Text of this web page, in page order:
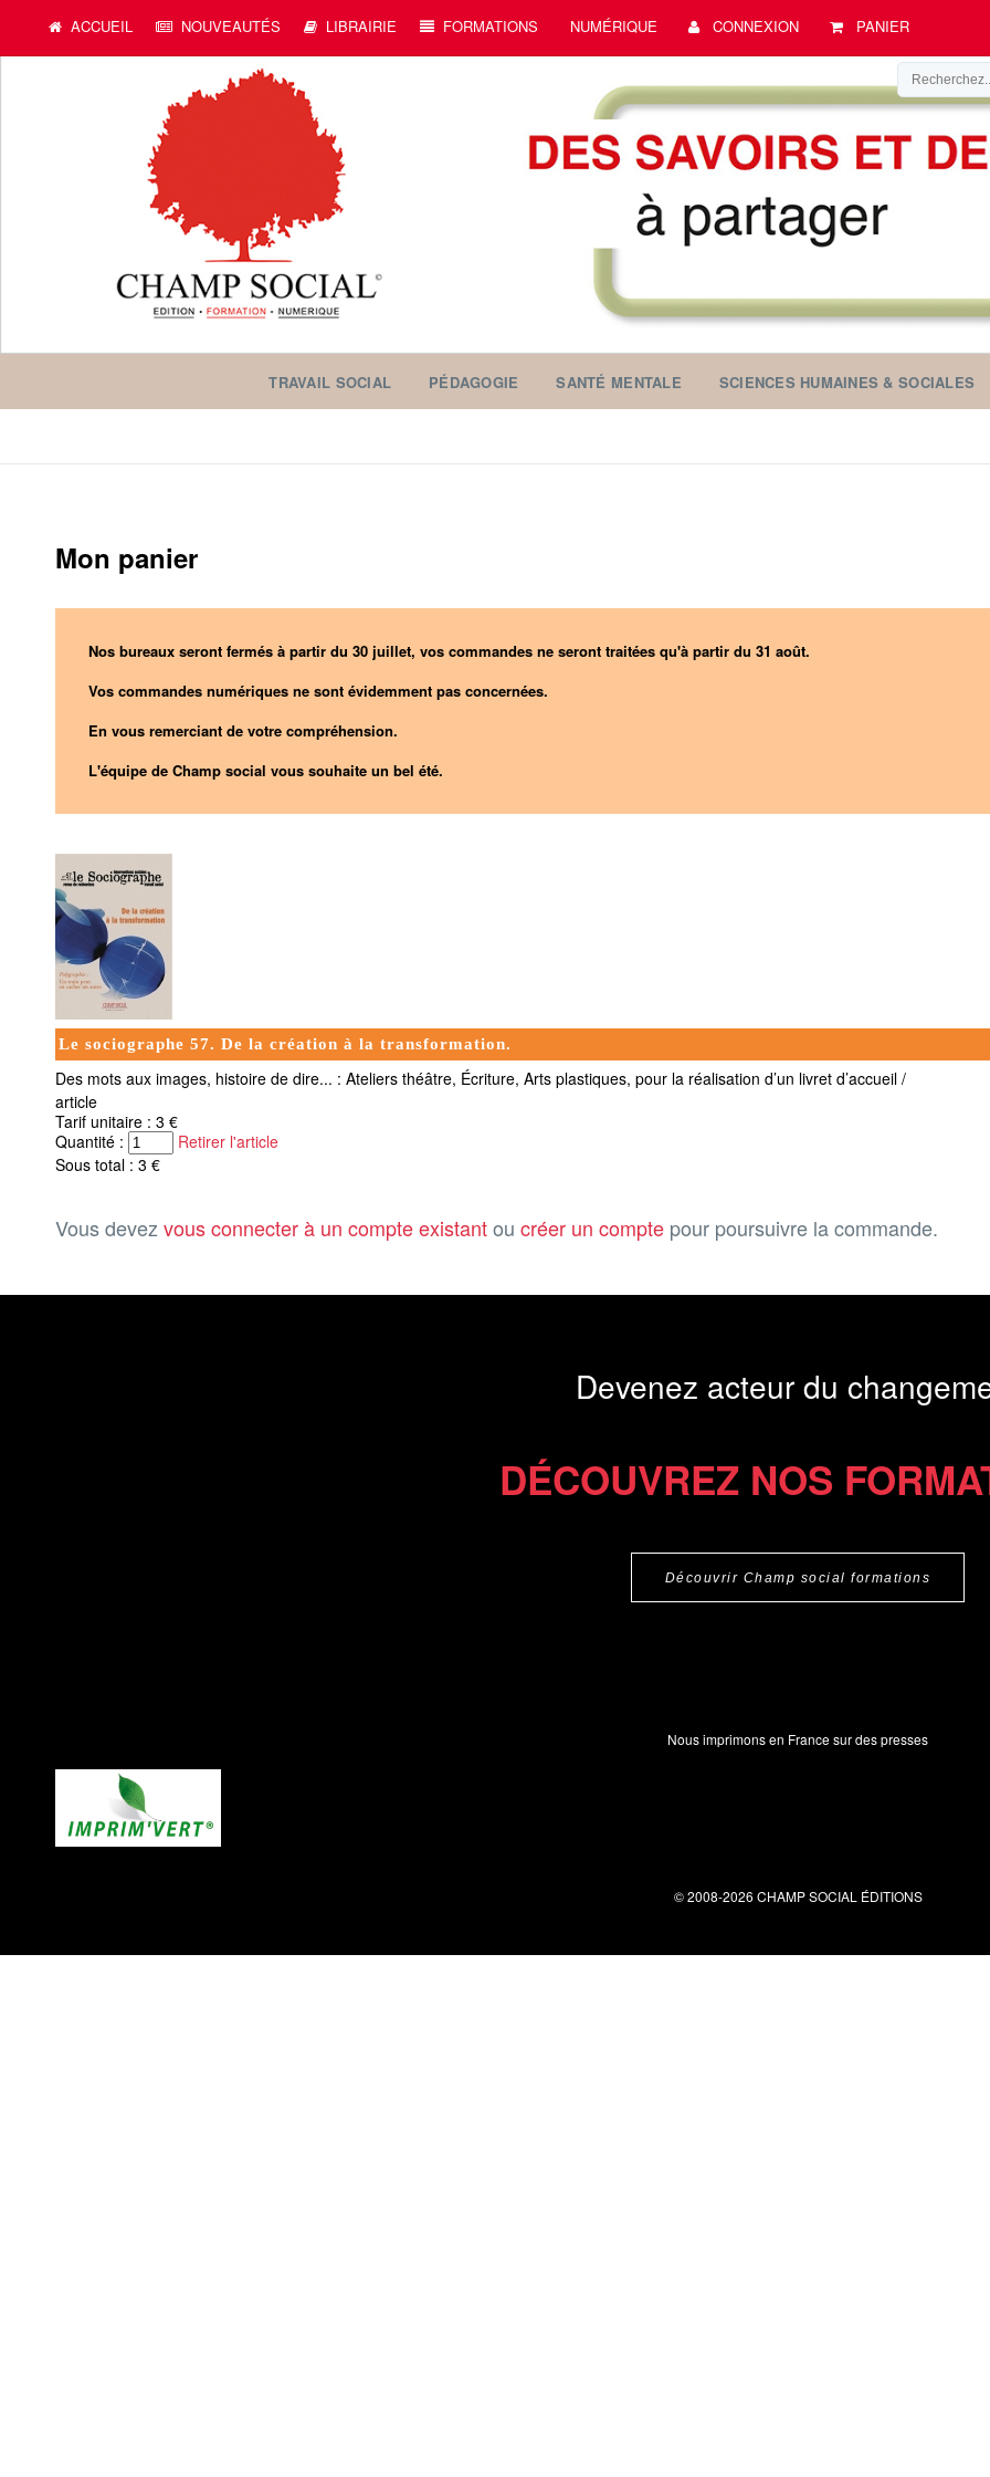
ACCUEIL NOUVEAUTÉS LIBRAIRIE FORMATIONS NUMÉRIQUE CONNEXION PANIER
TRAVAIL SOCIAL PÉDAGOGIE SANTÉ MENTALE SCIENCES HUMAINES & SOCIALES
Mon panier
Nos bureaux seront fermés à partir du 30 juillet, vos commandes ne seront traitées qu'à partir du 31 août.
Vos commandes numériques ne sont évidemment pas concernées.
En vous remerciant de votre compréhension.
L'équipe de Champ social vous souhaite un bel été.
Le sociographe 57. De la création à la transformation.
Des mots aux images, histoire de dire... : Ateliers théâtre, Écriture, Arts plastiques, pour la réalisation d’un livret d’accueil /
article
Tarif unitaire : 3 €
Quantité :
Retirer l'article
Sous total : 3 €
Vous devezvous connecter à un compte existantou créer un compte pour poursuivre la commande.
Devenez acteur du
DÉCOUVREZ NOS
Découvrir Champ social formations
Nous imprimons en France sur des presses
© 2008-2026 CHAMP SOCIAL ÉDITIONS